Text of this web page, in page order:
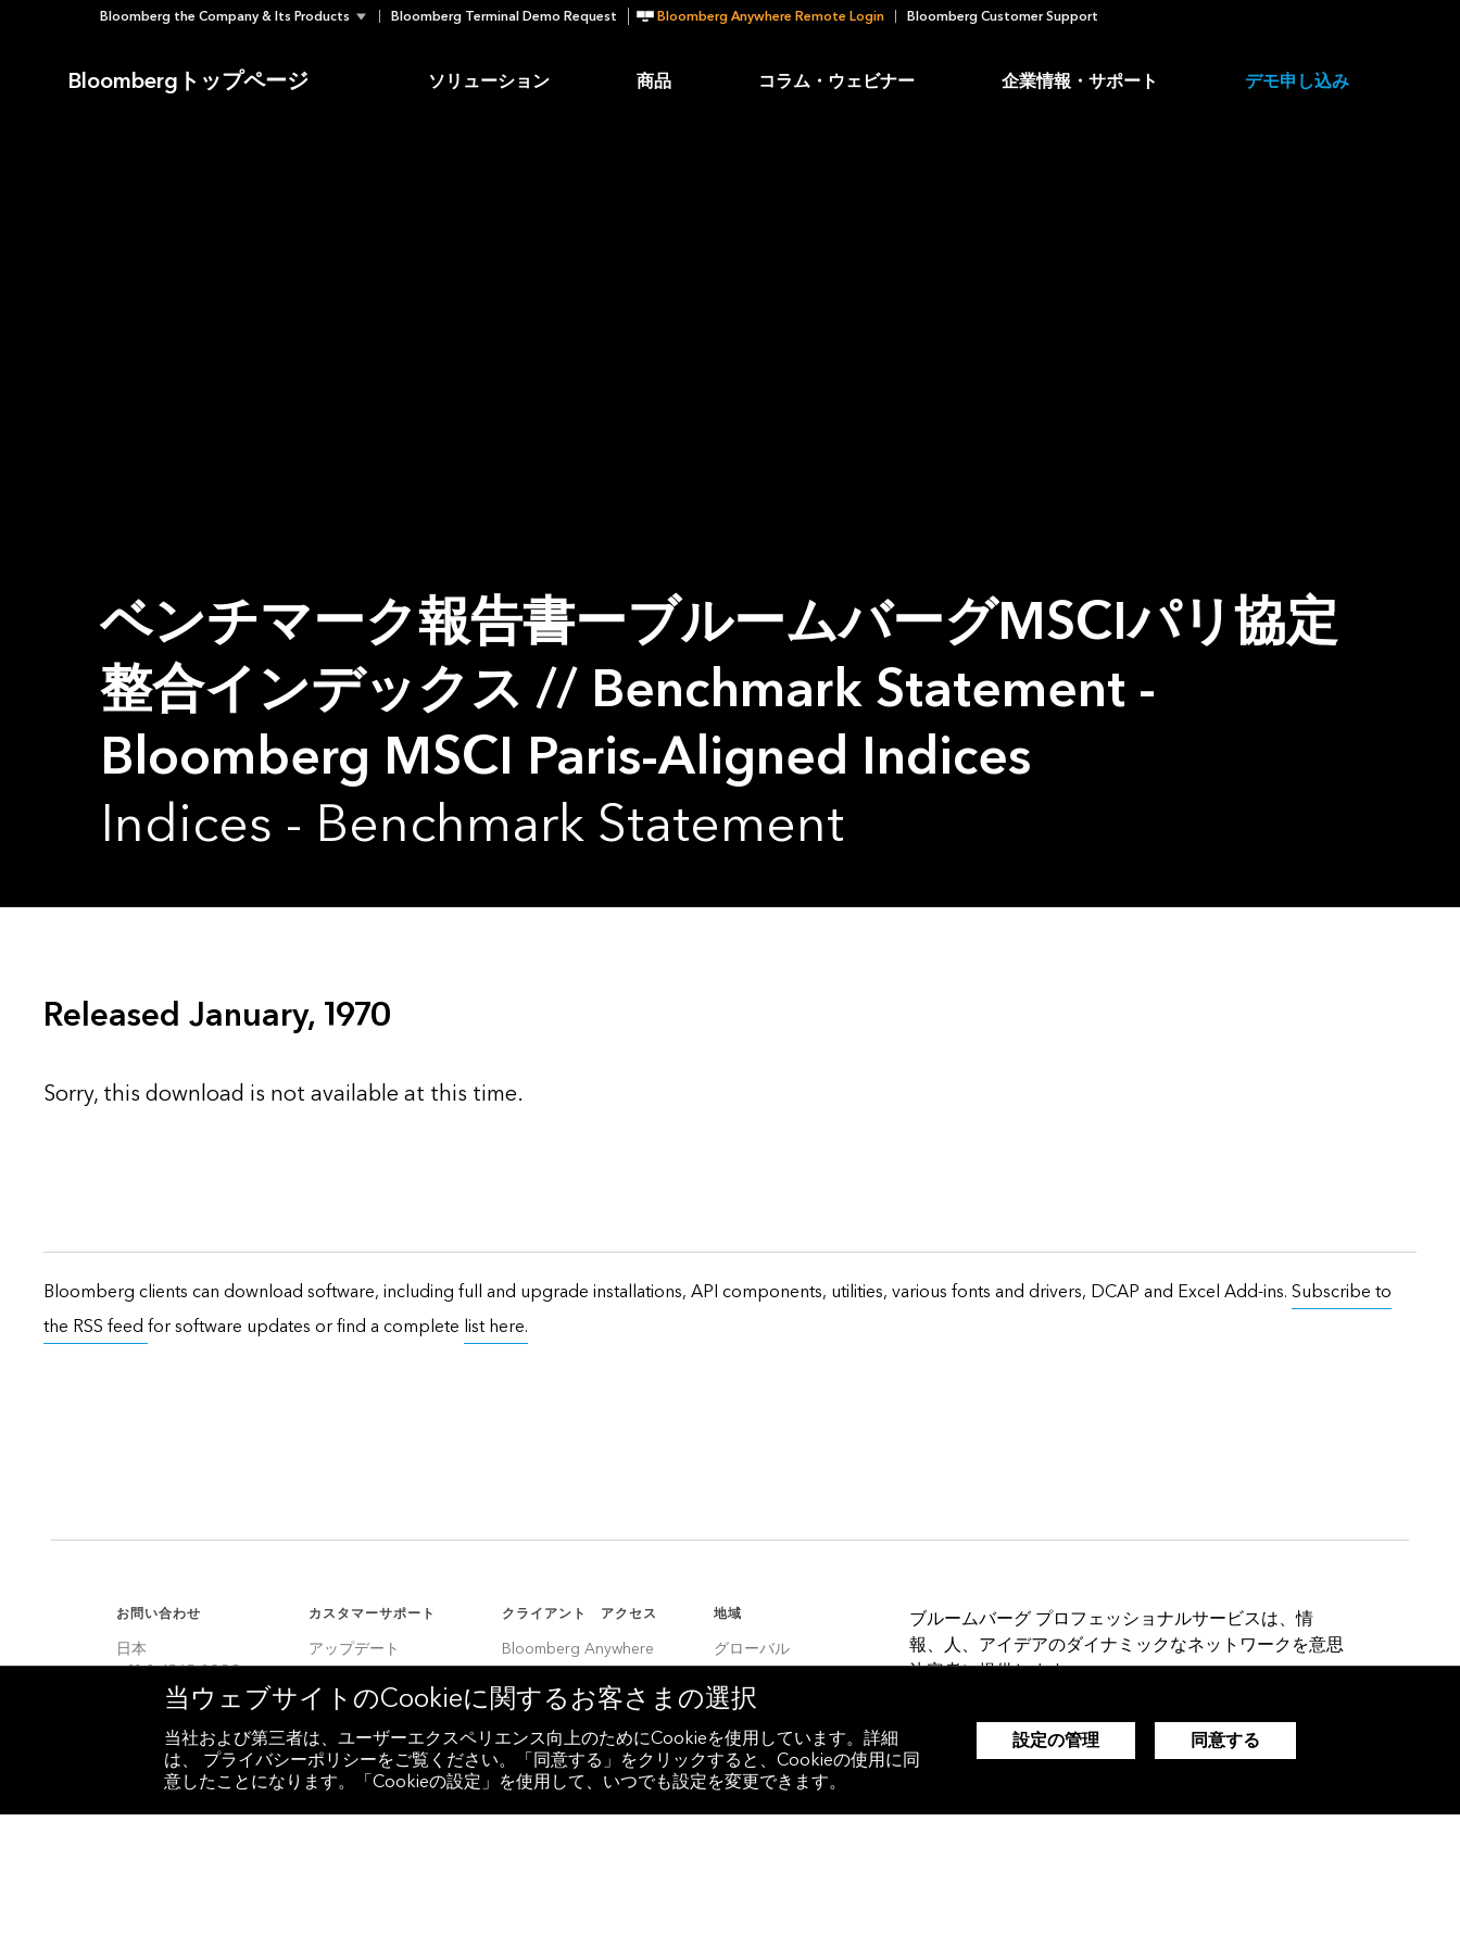
Bloomberg the Company & Its Products Bloomberg Terminal Demo Request Bloomberg Anywhere Remote Login Bloomberg Customer Support
Bloombergトップページ ソリューション 商品 コラム・ウェビナー 企業情報・サポート デモ申し込み
ベンチマーク報告書ーブルームバーグMSCIパリ協定
整合インデックス // Benchmark Statement -
Bloomberg MSCI Paris-Aligned Indices
Indices - Benchmark Statement
Released January, 1970
Sorry, this download is not available at this time.
Bloomberg clients can download software, including full and upgrade installations, API components, utilities, various fonts and drivers, DCAP and Excel Add-ins. Subscribe to
the RSS feed for software updates or find a complete list here.
お問い合わせ
日本
+81 3 4565 8900
+1 212 318 2000
ヨーロッパ
+44 20 7330 7500
カスタマーサポート
アップデート
カスタマーサポート
クライアント アクセス
Bloomberg Anywhere
Bloomberg Vault
地域
グローバル
韓国
インド
ラテンアメリカ
ブルームバーグ プロフェッショナルサービスは、情
報、人、アイデアのダイナミックなネットワークを意思
決定者に提供します。
デモをリクエストする
当ウェブサイトのCookieに関するお客さまの選択
当社および第三者は、ユーザーエクスペリエンス向上のためにCookieを使用しています。詳細
は、 プライバシーポリシーをご覧ください。「同意する」をクリックすると、Cookieの使用に同
意したことになります。「Cookieの設定」を使用して、いつでも設定を変更できます。
設定の管理 同意する